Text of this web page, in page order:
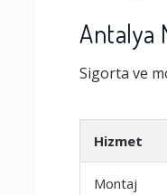
Antalya
Sigorta ve
Hizmet
Montaj